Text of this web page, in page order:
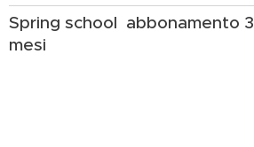
Spring school abbonamento 3
mesi